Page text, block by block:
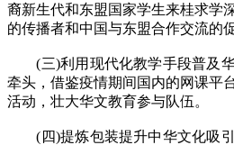
裔新生代和东盟国家学生来桂求学
的传播者和中国与东盟合作交流的
(三)利用现代化教学手段普及华
牵头，借鉴疫情期间国内的网课平
活动，壮大华文教育参与队伍。
(四)提炼包装提升中华文化吸引